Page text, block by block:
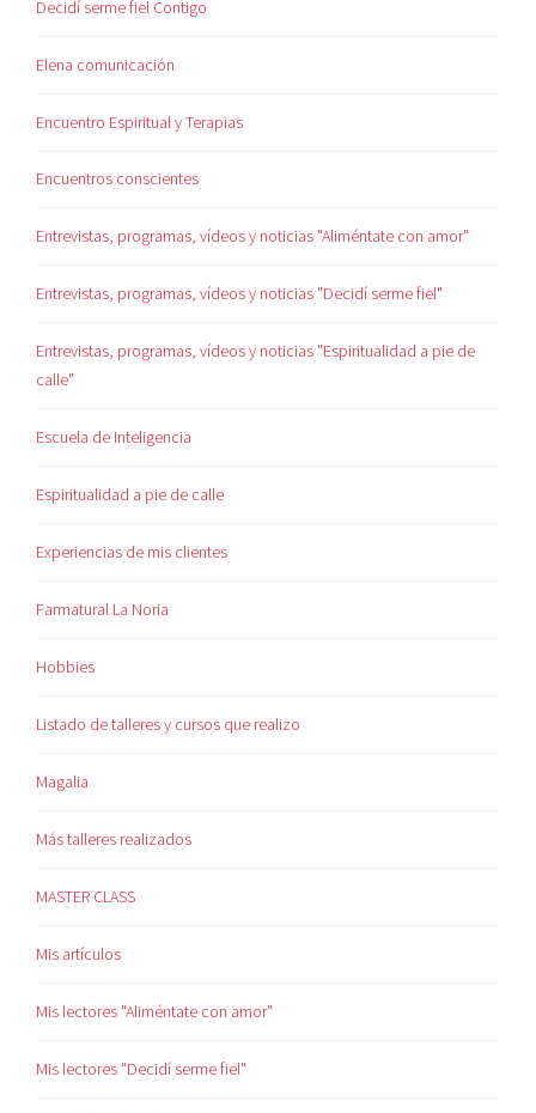
Decidí serme fiel Contigo
Elena comunicación
Encuentro Espiritual y Terapias
Encuentros conscientes
Entrevistas, programas, vídeos y noticias "Aliméntate con amor"
Entrevistas, programas, vídeos y noticias "Decidí serme fiel"
Entrevistas, programas, vídeos y noticias "Espiritualidad a pie de
calle"
Escuela de Inteligencia
Espiritualidad a pie de calle
Experiencias de mis clientes
Farmatural La Noria
Hobbies
Listado de talleres y cursos que realizo
Magalia
Más talleres realizados
MASTER CLASS
Mis artículos
Mis lectores "Aliméntate con amor"
Mis lectores "Decidí serme fiel"